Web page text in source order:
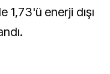
1,73'ü enerji dışı